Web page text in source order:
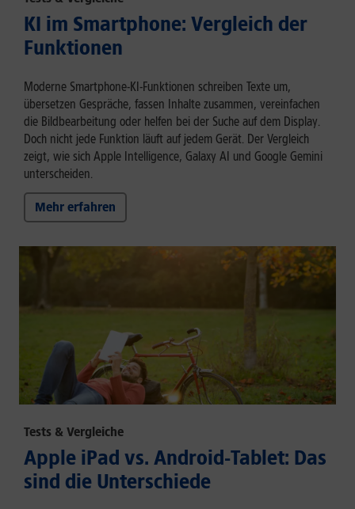
KI im Smartphone: Vergleich der
Funktionen
Moderne Smartphone-KI-Funktionen schreiben Texte um,
übersetzen Gespräche, fassen Inhalte zusammen, vereinfachen
die Bildbearbeitung oder helfen bei der Suche auf dem Display.
Doch nicht jede Funktion läuft auf jedem Gerät. Der Vergleich
zeigt, wie sich Apple Intelligence, Galaxy AI und Google Gemini
unterscheiden.
Mehr erfahren
Tests & Vergleiche
Apple iPad vs. Android-Tablet: Das
sind die Unterschiede